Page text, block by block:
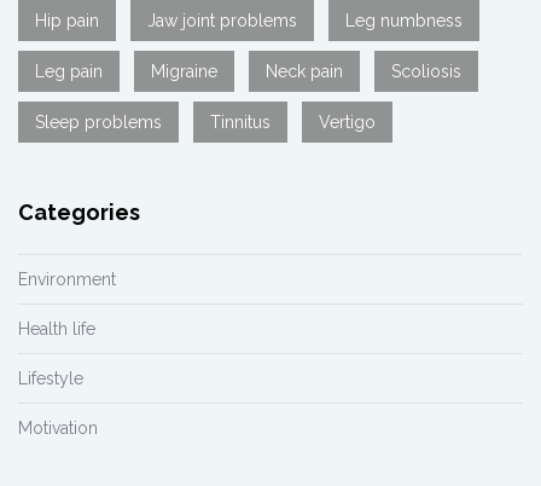
Hip pain Jaw joint problems Leg numbness
Leg pain Migraine Neck pain Scoliosis
Sleep problems Tinnitus Vertigo
Categories
Environment
Health life
Lifestyle
Motivation